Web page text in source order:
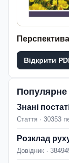
Відкрити
Популярне
Знані
Стаття · 30353
Розклад
Довідник ·